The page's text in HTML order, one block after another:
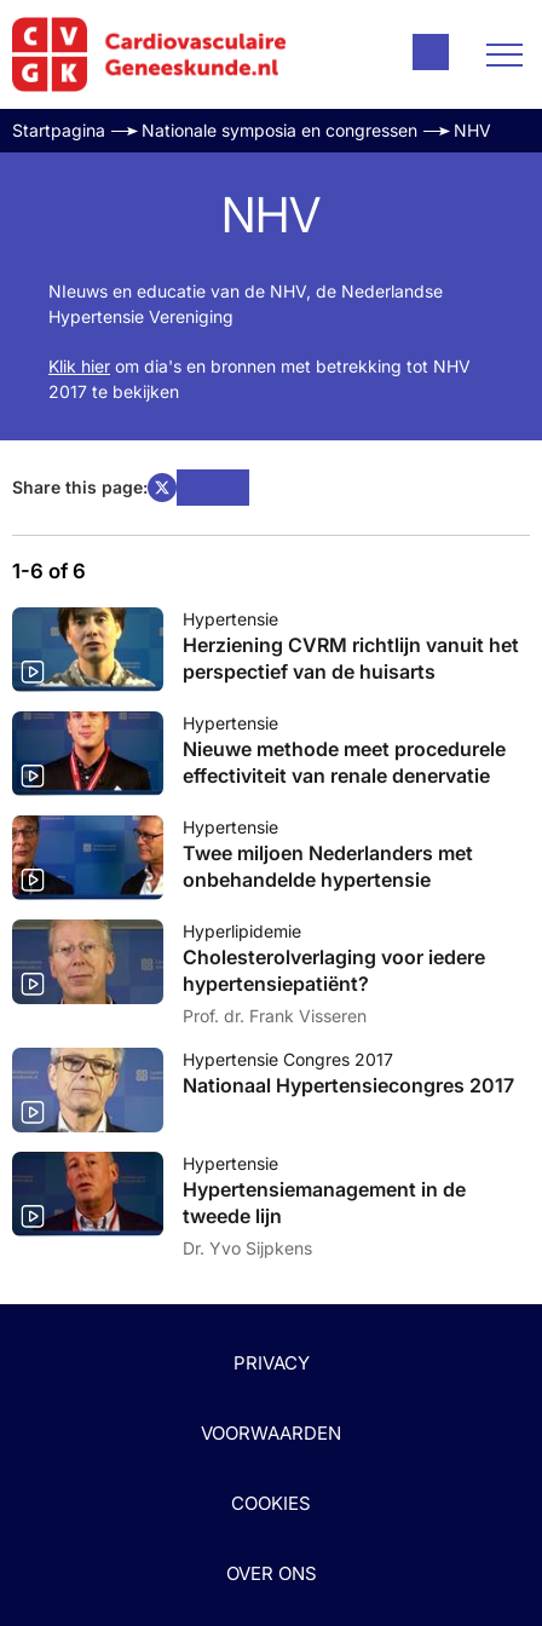
Startpagina Nationale symposia en congressen NHV
NHV
NIeuws en educatie van de NHV, de Nederlandse
Hypertensie Vereniging
Klik hier om dia's en bronnen met betrekking tot NHV
2017 te bekijken
Share this page:
1-6 of 6
Hypertensie
Herziening CVRM richtlijn vanuit het
perspectief van de huisarts
Hypertensie
Nieuwe methode meet procedurele
effectiviteit van renale denervatie
Hypertensie
Twee miljoen Nederlanders met
onbehandelde hypertensie
Hyperlipidemie
Cholesterolverlaging voor iedere
hypertensiepatiënt?
Prof. dr. Frank Visseren
Hypertensie Congres 2017
Nationaal Hypertensiecongres 2017
Hypertensie
Hypertensiemanagement in de
tweede lijn
Dr. Yvo Sijpkens
PRIVACY
VOORWAARDEN
COOKIES
OVER ONS